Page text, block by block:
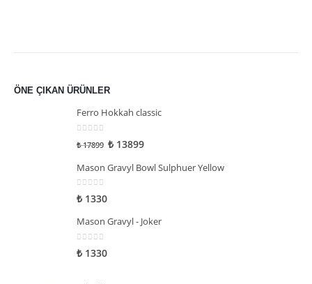
ÖNE ÇIKAN ÜRÜNLER
Ferro Hokkah classic
5 üzerinden
₺17899 ₺ 13899
Mason Gravyl Bowl Sulphuer Yellow
0 5 üzerinden
₺ 1330
Mason Gravyl - Joker
0
₺ 1330